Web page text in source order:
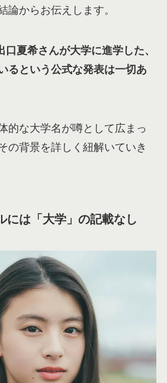
論からお伝えします。
夏希さんが大学に進学した、
るという公式な発表は一切あ
的な大学名が噂として広まっ
の背景を詳しく紐解いていき
には「大学」の記載なし